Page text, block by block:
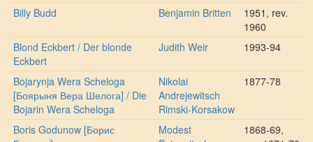
Billy Budd Benjamin Britten
1951, rev.
1960
Blond Eckbert / Der blonde
Eckbert
Judith Weir 1993-94
Bojarynja Wera Scheloga
[Боярыня Вера Шелога] / Die
Bojarin Wera Scheloga
Nikolai
Andrejewitsch
Rimski-Korsakow
1877-78
Boris Godunow [Борис
Modest
1868-69,